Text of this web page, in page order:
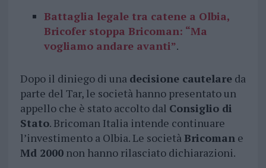
Battaglia legale tra catene a Olbia,
Bricofer stoppa Bricoman: “Ma
vogliamo andare avanti”.
Dopo il diniego di una decisione cautelareda
parte del Tar, le società hanno presentato un
appello che è stato accolto dal Consiglio di
Stato. Bricoman Italia intende continuare
l’investimento a Olbia. Le societàBricomane
Md 2000non hanno rilasciato dichiarazioni.